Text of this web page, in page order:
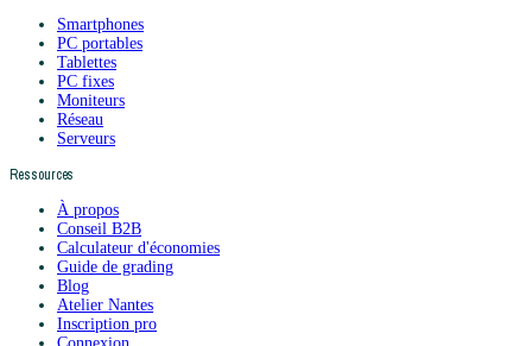
Smartphones
PC portables
Tablettes
PC fixes
Moniteurs
Réseau
Serveurs
Ressources
À propos
Conseil B2B
Calculateur d'économies
Guide de grading
Blog
Atelier Nantes
Inscription pro